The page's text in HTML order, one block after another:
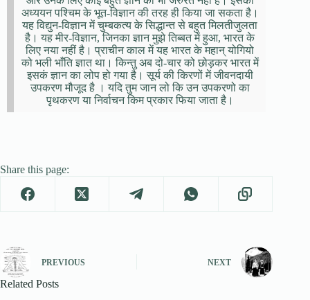
अध्ययन पश्चिम के भूत-विज्ञान की तरह ही किया जा सकता है।
यह विद्युन-विज्ञान में चुम्बकत्य के सिद्धान्त से बहुत मिलतीजुलता
है। यह मीर-विज्ञान, जिनका ज्ञान मुझे तिब्बत में हुआ, भारत के
लिए नया नहीं है। प्राचीन काल में यह भारत के महान् योगियो
को भली भाँति ज्ञात था। किन्तु अब दो-चार को छोड़कर भारत में
इसकं ज्ञान का लोप हो गया है। सूर्य की किरणों में जीवनदायी
उपकरण मौजूद है । यदि तुम जान लो कि उन उपकरणो का
पृथकरण या निर्वाचन किम प्रकार फिया जाता है।
Share this page:
PREVIOUS NEXT
Related Posts